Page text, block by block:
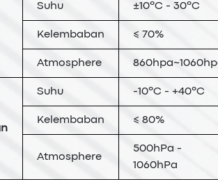
Suhu ±10ºC - 30ºC
Kelembaban ≤ 70%
Atmosphere
Suhu -10ºC - +40ºC
Kelembaban ≤ 80%
Atmosphere
500hPa -
1060hPa